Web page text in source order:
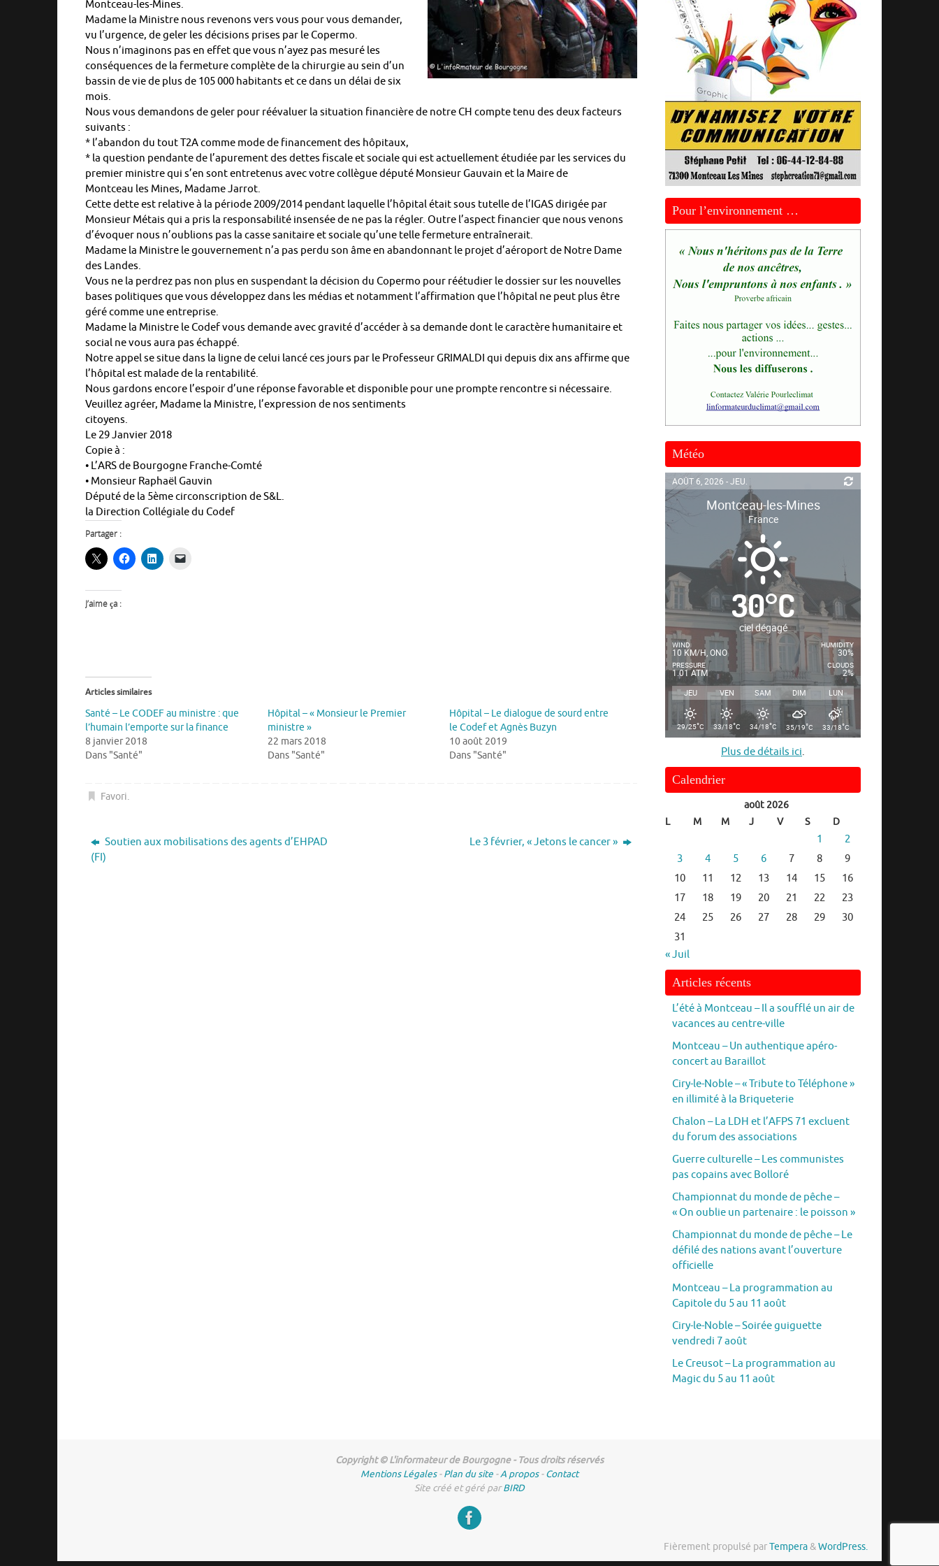
Montceau-les-Mines.
Madame la Ministre nous revenons vers vous pour vous demander,
vu l’urgence, de geler les décisions prises par le Copermo.
Nous n’imaginons pas en effet que vous n’ayez pas mesuré les
conséquences de la fermeture complète de la chirurgie au sein d’un
bassin de vie de plus de 105 000 habitants et ce dans un délai de six
mois.
Nous vous demandons de geler pour réévaluer la situation financière de notre CH compte tenu des deux facteurs
suivants :
* l’abandon du tout T2A comme mode de financement des hôpitaux,
* la question pendante de l’apurement des dettes fiscale et sociale qui est actuellement étudiée par les services du
premier ministre qui s’en sont entretenus avec votre collègue député Monsieur Gauvain et la Maire de
Montceau les Mines, Madame Jarrot.
Cette dette est relative à la période 2009/2014 pendant laquelle l’hôpital était sous tutelle de l’IGAS dirigée par
Monsieur Métais qui a pris la responsabilité insensée de ne pas la régler. Outre l’aspect financier que nous venons
d’évoquer nous n’oublions pas la casse sanitaire et sociale qu’une telle fermeture entraînerait.
Madame la Ministre le gouvernement n’a pas perdu son âme en abandonnant le projet d’aéroport de Notre Dame
des Landes.
Vous ne la perdrez pas non plus en suspendant la décision du Copermo pour réétudier le dossier sur les nouvelles
bases politiques que vous développez dans les médias et notamment l’affirmation que l’hôpital ne peut plus être
géré comme une entreprise.
Madame la Ministre le Codef vous demande avec gravité d’accéder à sa demande dont le caractère humanitaire et
social ne vous aura pas échappé.
Notre appel se situe dans la ligne de celui lancé ces jours par le Professeur GRIMALDI qui depuis dix ans affirme que
l’hôpital est malade de la rentabilité.
Nous gardons encore l’espoir d’une réponse favorable et disponible pour une prompte rencontre si nécessaire.
Veuillez agréer, Madame la Ministre, l’expression de nos sentiments
citoyens.
Le 29 Janvier 2018
Copie à :
• L’ARS de Bourgogne Franche-Comté
• Monsieur Raphaël Gauvin
Député de la 5ème circonscription de S&L.
la Direction Collégiale du Codef
Partager :
J’aime ça :
Articles similaires
Santé – Le CODEF au ministre : que
l’humain l’emporte sur la finance
8 janvier 2018
Dans "Santé"
Hôpital – « Monsieur le Premier
ministre »
22 mars 2018
Dans "Santé"
Hôpital – Le dialogue de sourd entre
le Codef et Agnès Buzyn
10 août 2019
Dans "Santé"
Favori.
Soutien aux mobilisations des agents d’EHPAD
(FI)
Le 3 février, « Jetons le cancer »
Pour l’environnement …
Météo
AOÛT 6, 2026 - JEU.
Montceau-les-Mines
France
30°C
ciel dégagé
WIND
10 KM/H, ONO
PRESSURE
1.01 ATM
HUMIDITY
30%
CLOUDS
2%
JEU VEN SAM DIM LUN
29/25°C 33/18°C 34/18°C 35/19°C 33/18°C
Plus de détails ici.
Calendrier
août 2026
L
M M J V S D
1
2
3
4 5 6 7 8
9
10
11 12 13 14 15
16
17
18 19 20 21 22
23
24
25 26 27 28 29
30
31
« Juil
Articles récents
L’été à Montceau – Il a soufflé un air de
vacances au centre-ville
Montceau – Un authentique apéro-
concert au Baraillot
Ciry-le-Noble – « Tribute to Téléphone »
en illimité à la Briqueterie
Chalon – La LDH et l’AFPS 71 excluent
du forum des associations
Guerre culturelle – Les communistes
pas copains avec Bolloré
Championnat du monde de pêche –
« On oublie un partenaire : le poisson »
Championnat du monde de pêche – Le
défilé des nations avant l’ouverture
officielle
Montceau – La programmation au
Capitole du 5 au 11 août
Ciry-le-Noble – Soirée guiguette
vendredi 7 août
Le Creusot – La programmation au
Magic du 5 au 11 août
Copyright © L'informateur de Bourgogne - Tous droits réservés
Mentions Légales-Plan du site -A propos-Contact
Site créé et géré parBIRD
Fièrement propulsé parTempera&WordPress.